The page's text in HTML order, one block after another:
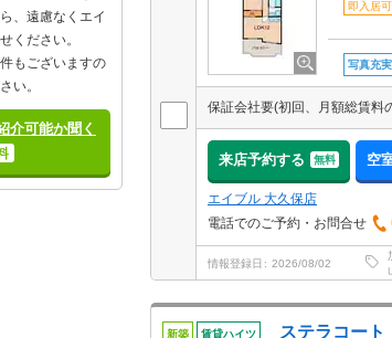
、遠慮なくエイ
ください。
もございますの
い。
介可能か聞く
即入居可
写真充実
来店予約する 無料 空
エイブル 大久保店
電話でのご予約・お問合せ
情報登録日 2026/08/02
新築 賃貸ハイツ ステラコート